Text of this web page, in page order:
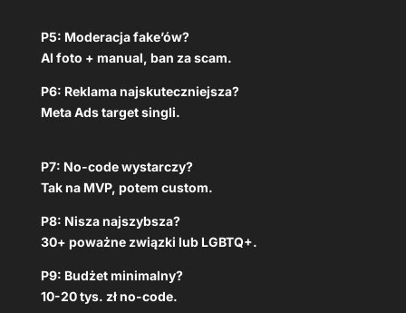
P5: Moderacja fake’ów?
AI foto + manual, ban za scam.
P6: Reklama najskuteczniejsza?
Meta Ads target singli.
P7: No-code wystarczy?
Tak na MVP, potem custom.
P8: Nisza najszybsza?
30+ poważne związki lub LGBTQ+.
P9: Budżet minimalny?
10-20 tys. zł no-code.